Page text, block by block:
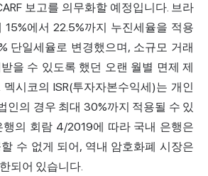
보고를 의무화할 예정입니다. 브라
에서 22.5%까지 누진세율을 적용
단일세율로 변경했으며, 소규모 거래
을 수 있도록 했던 오랜 월별 면제 제
멕시코의 ISR(투자자본수익세)는 개인
인의 경우 최대 30%까지 적용될 수 있
행의 회람 4/2019에 따라 국내 은행은
수 없게 되어, 역내 암호화폐 시장은
되어 있습니다.